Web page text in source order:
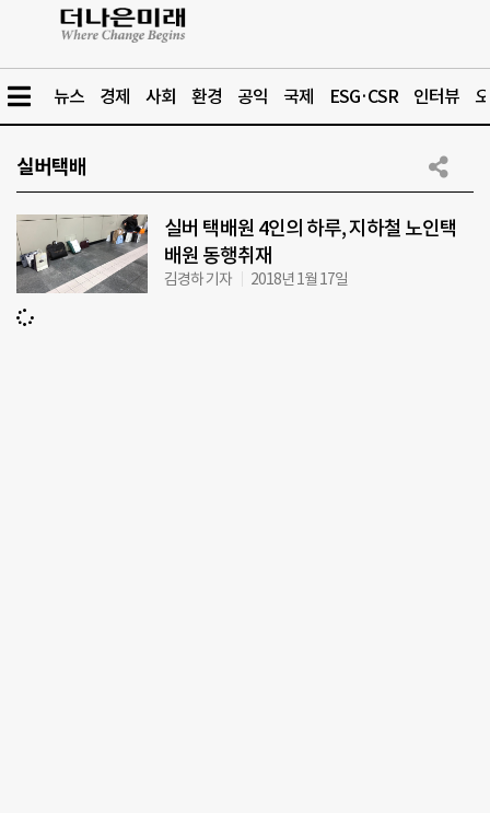
뉴스 경제 사회 환경 공익 국제 ESG·CSR 인터뷰
실버택배
실버 택배원 4인의 하루, 지하철 노인택
배원 동행취재
김경하 기자 2018년 1월 17일